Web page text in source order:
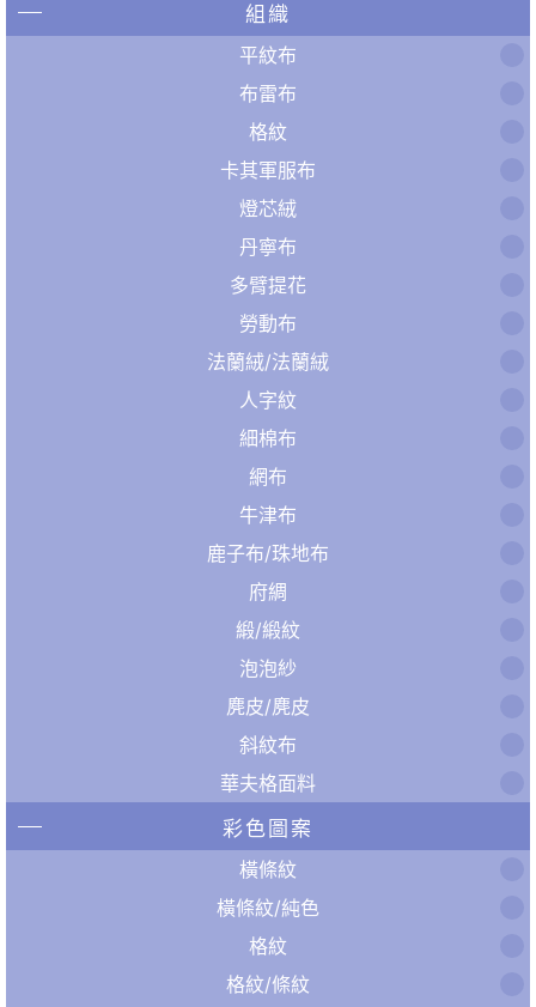
組織
平紋布
布雷布
格紋
卡其軍服布
燈芯絨
丹寧布
多臂提花
勞動布
法蘭絨/法蘭絨
人字紋
細棉布
網布
牛津布
鹿子布/珠地布
府綢
緞/緞紋
泡泡紗
麂皮/麂皮
斜紋布
華夫格面料
彩色圖案
橫條紋
橫條紋/純色
格紋
格紋/條紋